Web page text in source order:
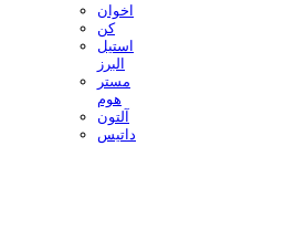
اخوان
کن
استیل
البرز
مستر
هوم
آلتون
داتیس